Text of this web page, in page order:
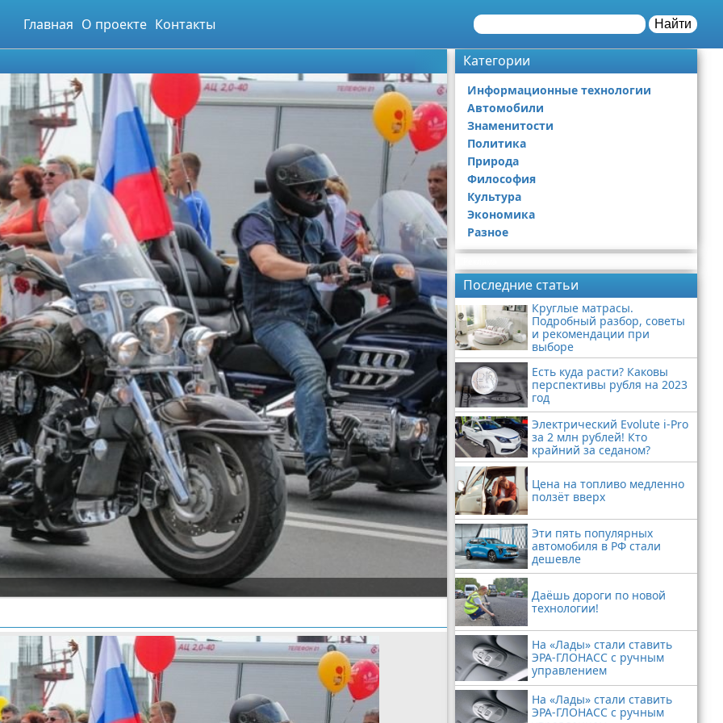
Главная О проекте Контакты Найти
Категории
Информационные технологии
Автомобили
Знаменитости
Политика
Природа
Философия
Культура
Экономика
Разное
Последние статьи
Круглые матрасы.
Подробный разбор, советы
и рекомендации при
выборе
Есть куда расти? Каковы
перспективы рубля на 2023
год
Электрический Evolute i-Pro
за 2 млн рублей! Кто
крайний за седаном?
Цена на топливо медленно
ползёт вверх
Эти пять популярных
автомобиля в РФ стали
дешевле
Даёшь дороги по новой
технологии!
На «Лады» стали ставить
ЭРА-ГЛОНАСС с ручным
управлением
На «Лады» стали ставить
ЭРА-ГЛОНАСС с ручным